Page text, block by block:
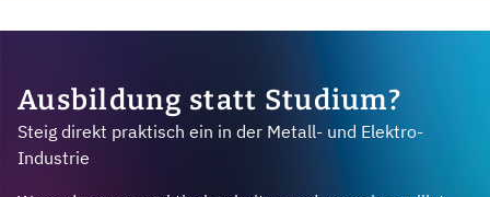
Ausbildung statt Studium?
Steig direkt praktisch ein in der Metall- und Elektro-
Industrie